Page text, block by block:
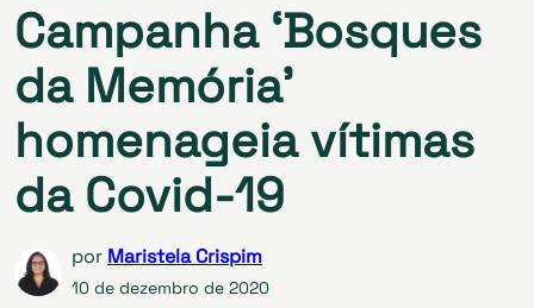
Campanha ‘Bosques
da Memória’
homenageia vítimas
da Covid-19
por Maristela Crispim
10 de dezembro de 2020